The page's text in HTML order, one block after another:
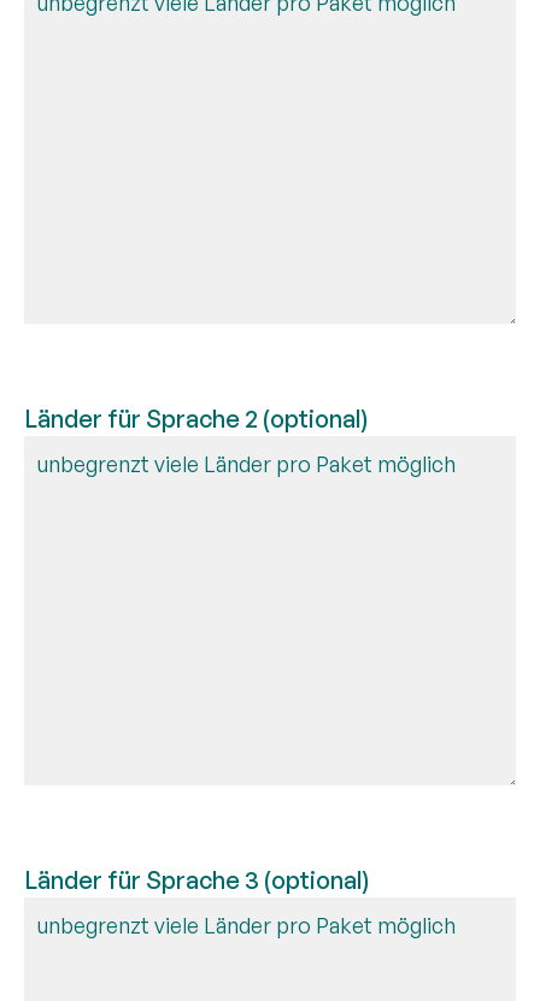
Länder für Sprache 2 (optional)
Länder für Sprache 3 (optional)